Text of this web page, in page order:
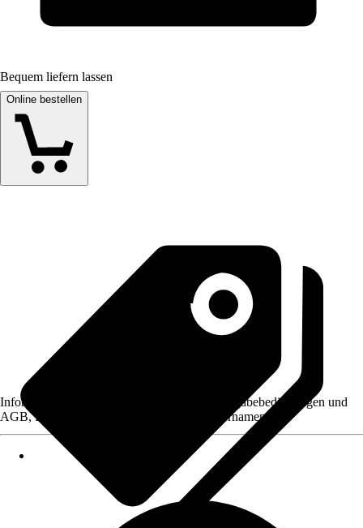
Bequem liefern lassen
Online bestellen
Informationen des Verkäufers, wie z. B. Rückgabebedingungen und
AGB, finden Sie bei Klick auf den Verkäufernamen.